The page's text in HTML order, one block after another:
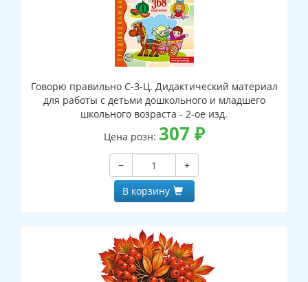
Говорю правильно С-З-Ц. Дидактический материал
для работы с детьми дошкольного и младшего
школьного возраста - 2-ое изд.
Цена розн: 307 ₽
−
+
В корзину